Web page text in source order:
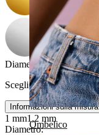
Ombelico
Diametro del filo:
Scegli Diametro del filo
Informazioni sulla misura
1 mm1,2 mm
Diametro: